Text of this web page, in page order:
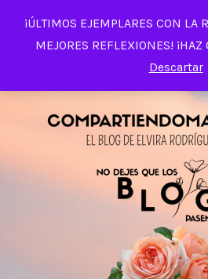
¡ÚLTIMOS EJEMPLARES CON LA
MEJORES REFLEXIONES!
Descartar
contenido